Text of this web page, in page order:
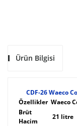
Ürün Bilgisi
CDF-26 Waeco
Özellikler Waeco
Brüt
Hacim
21 litre